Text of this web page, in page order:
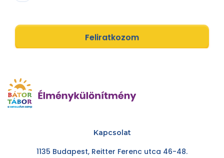
Feliratkozom
Kapcsolat
1135 Budapest, Reitter Ferenc utca 46-48.